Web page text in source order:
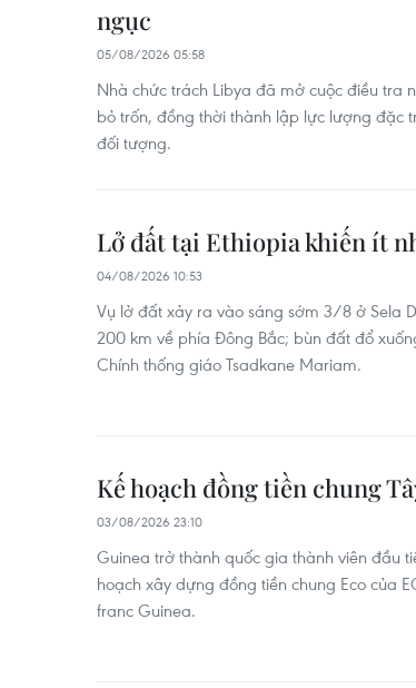
ngục
05/08/2026 05:58
Nhà chức trách Libya đã mở cuộc điều tra
bỏ trốn, đồng thời thành lập lực lượng đặc
đối tượng.
Lở đất tại Ethiopia khiến ít
04/08/2026 10:53
Vụ lở đất xảy ra vào sáng sớm 3/8 ở Sela
200 km về phía Đông Bắc; bùn đất đổ
Chính thống giáo Tsadkane Mariam.
Kế hoạch đồng tiền chung
03/08/2026 23:10
Guinea trở thành quốc gia thành viên đầu
hoạch xây dựng đồng tiền chung Eco của
franc Guinea.